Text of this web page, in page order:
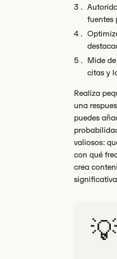
fuentes
Mide
citas y
Realiza
una
puedes
valiosos:
con qué
crea